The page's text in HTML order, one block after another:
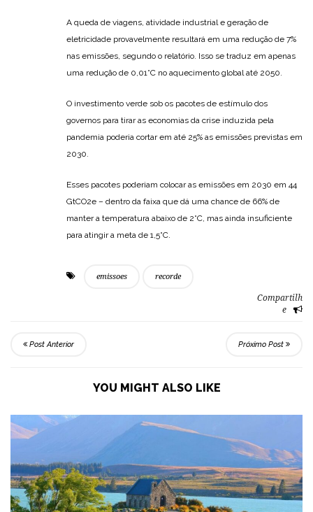
A queda de viagens, atividade industrial e geração de
eletricidade provavelmente resultará em uma redução de 7%
nas emissões, segundo o relatório. Isso se traduz em apenas
uma redução de 0,01°C no aquecimento global até 2050.
O investimento verde sob os pacotes de estímulo dos
governos para tirar as economias da crise induzida pela
pandemia poderia cortar em até 25% as emissões previstas em
2030.
Esses pacotes poderiam colocar as emissões em 2030 em 44
GtCO2e – dentro da faixa que dá uma chance de 66% de
manter a temperatura abaixo de 2°C, mas ainda insuficiente
para atingir a meta de 1,5°C.
emissoes recorde
Compartilh
e
Post Anterior Próximo Post
YOU MIGHT ALSO LIKE